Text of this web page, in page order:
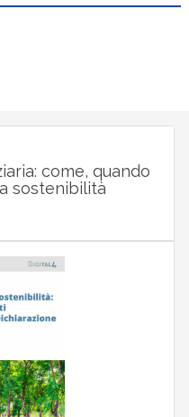
come, quando
sostenibilità